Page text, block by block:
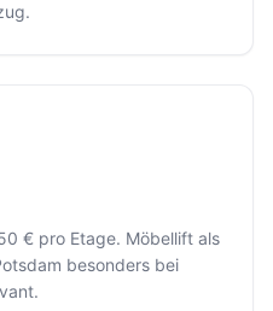
€ pro Etage. Möbellift als
besonders bei